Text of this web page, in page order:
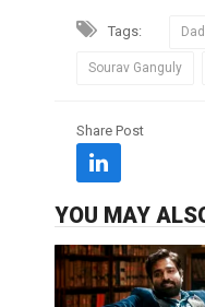
Tags:
Sourav Ganguly
Share Post
YOU MAY